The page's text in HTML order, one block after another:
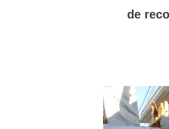
de